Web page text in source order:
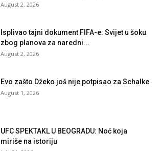
August 2, 2026
Isplivao tajni dokument FIFA-e: Svijet u šoku
zbog planova za naredni...
August 2, 2026
Evo zašto Džeko još nije potpisao za Schalke
August 1, 2026
UFC SPEKTAKL U BEOGRADU: Noć koja
miriše na istoriju